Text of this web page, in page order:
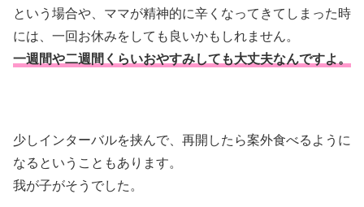
という場合や、ママが精神的に辛くなってきてしまった時
には、一回お休みをしても良いかもしれません。
一週間や二週間くらいおやすみしても大丈夫なんですよ。
少しインターバルを挟んで、再開したら案外食べるように
なるということもあります。
我が子がそうでした。